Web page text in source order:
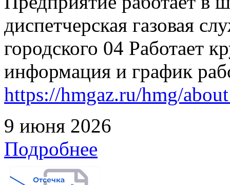
диспетчерская газовая
городского 04 Работает
информация и график
https://hmgaz.ru/hmg/
9 июня 2026
Подробнее